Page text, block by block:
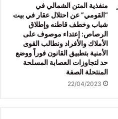
منفذية المتن الشمالي في
“القومي” عن احتلال عقار في بيت
شباب وخطف قاطنه وإطلاق
الرصاص: إعتداء موصوف على
الأملاك والأفراد ونطالب القوى
الأمنية بتطبيق القانون فوراً ووضع
حد لتجاوزات العصابة المسلحة
المنتحلة الصفة
22/04/2023